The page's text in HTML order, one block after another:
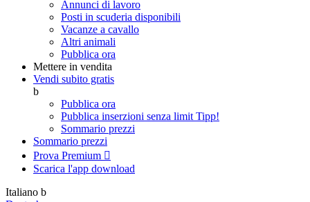
Annunci di lavoro
Posti in scuderia disponibili
Vacanze a cavallo
Altri animali
Pubblica ora
Mettere in vendita
Vendi subito gratis
b
Pubblica ora
Pubblica inserzioni senza limit Tipp!
Sommario prezzi
Sommario prezzi
Prova Premium 
Scarica l'app download
Italiano b